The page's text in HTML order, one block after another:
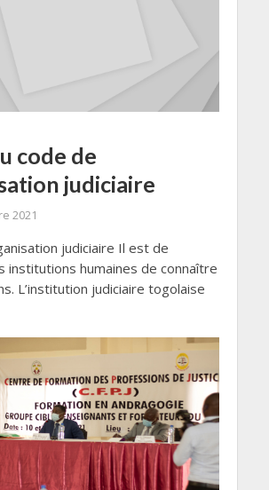
code de
judiciaire
2021
judiciaire Il est de
institutions humaines de connaître
L’institution judiciaire togolaise